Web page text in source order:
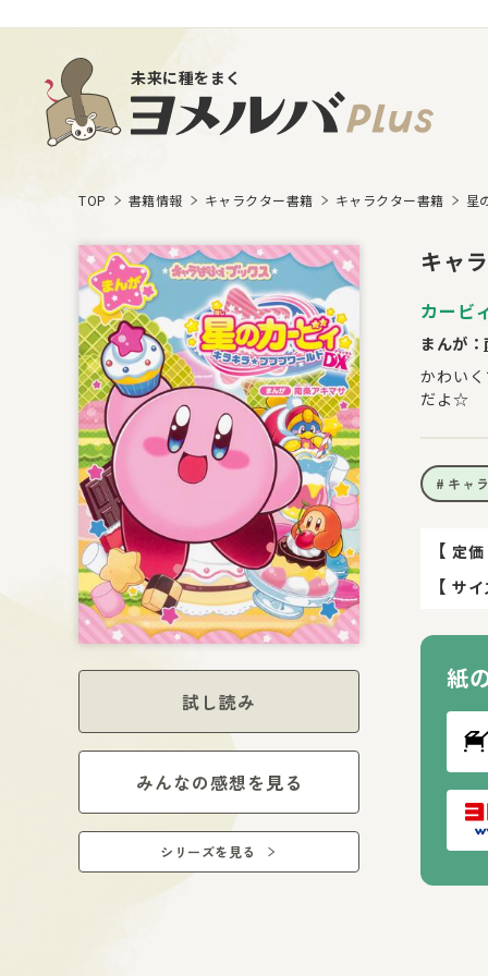
未来に種をまく
TOP 書籍情報 キャラクター書籍 キャラクター書籍 星
試し読み
みんなの感想を見る
シリーズを見る
キャ
カービ
まんが：
かわい
だよ☆
キャ
【 定価
【 サイ
紙